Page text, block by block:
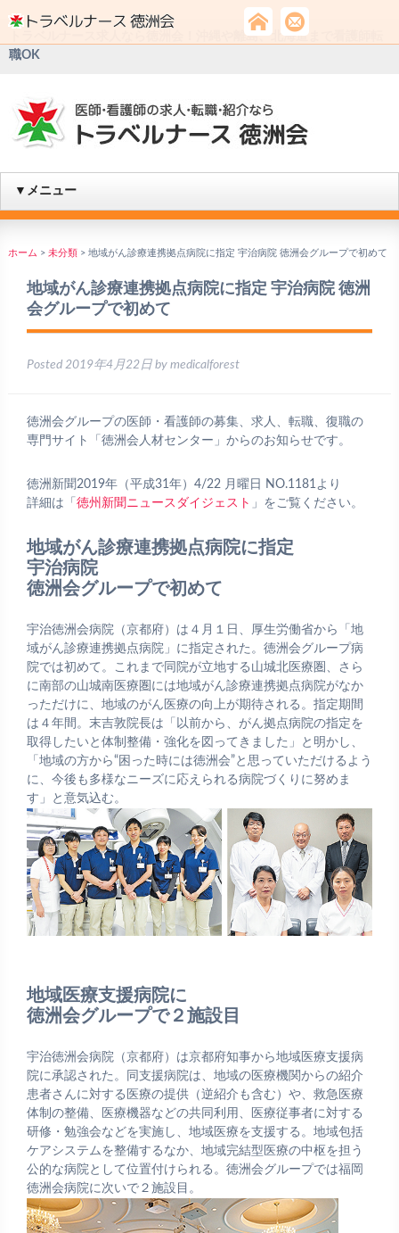
トラベルナース求人なら徳洲会！沖縄や離島、北海道まで看護師転
職OK
▼メニュー
ホーム > 未分類> 地域がん診療連携拠点病院に指定 宇治病院 徳洲会グループで初めて
地域がん診療連携拠点病院に指定 宇治病院 徳洲
会グループで初めて
Posted 2019年4月22日 by medicalforest
徳洲会グループの医師・看護師の募集、求人、転職、復職の
専門サイト「徳洲会人材センター」からのお知らせです。
徳洲新聞2019年（平成31年）4/22 月曜日 NO.1181より
詳細は「 徳州新聞ニュースダイジェスト 」をご覧ください。
地域がん診療連携拠点病院に指定
宇治病院
徳洲会グループで初めて
宇治徳洲会病院（京都府）は４月１日、厚生労働省から「地
域がん診療連携拠点病院」に指定された。徳洲会グループ病
院では初めて。これまで同院が立地する山城北医療圏、さら
に南部の山城南医療圏には地域がん診療連携拠点病院がなか
っただけに、地域のがん医療の向上が期待される。指定期間
は４年間。末吉敦院長は「以前から、がん拠点病院の指定を
取得したいと体制整備・強化を図ってきました」と明かし、
「地域の方から“困った時には徳洲会”と思っていただけるよう
に、今後も多様なニーズに応えられる病院づくりに努めま
す」と意気込む。
地域医療支援病院に
徳洲会グループで２施設目
宇治徳洲会病院（京都府）は京都府知事から地域医療支援病
院に承認された。同支援病院は、地域の医療機関からの紹介
患者さんに対する医療の提供（逆紹介も含む）や、救急医療
体制の整備、医療機器などの共同利用、医療従事者に対する
研修・勉強会などを実施し、地域医療を支援する。地域包括
ケアシステムを整備するなか、地域完結型医療の中枢を担う
公的な病院として位置付けられる。徳洲会グループでは福岡
徳洲会病院に次いで２施設目。